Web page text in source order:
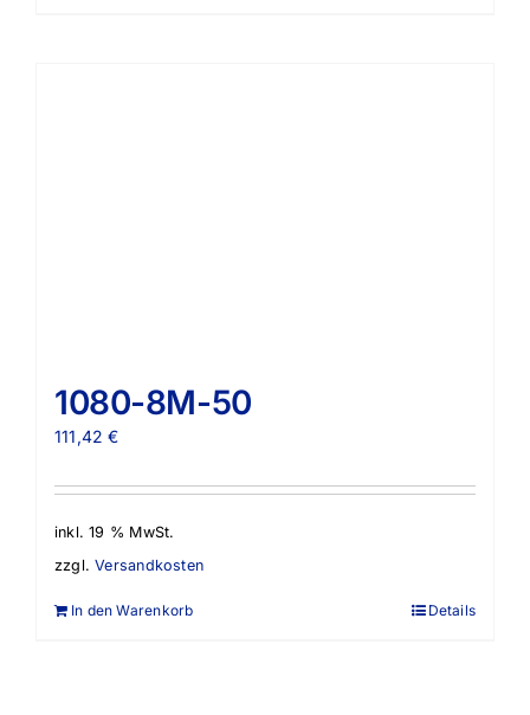
1080-8M-50
111,42€
inkl. 19 % MwSt.
zzgl.Versandkosten
In den Warenkorb Details